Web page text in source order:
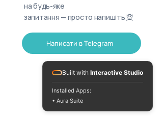
на будь-яке
запитання — просто напишіть 🧝
Написати в Telegram
Built with Interactive Studio
Installed Apps:
• Aura Suite